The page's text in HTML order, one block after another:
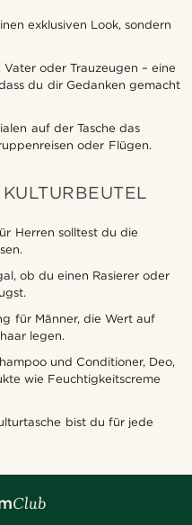
exklusiven Look, sondern
oder Trauzeugen – eine
du dir Gedanken gemacht
auf der Tasche das
oder Flügen.
Herren solltest du die
ob du einen Rasierer oder
für Männer, die Wert auf
legen.
und Conditioner, Deo,
wie Feuchtigkeitscreme
bist du für jede